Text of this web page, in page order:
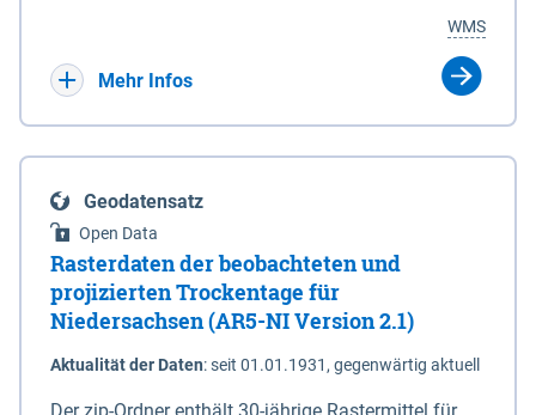
Eigenschaft eines Sperrwerkes durch Widmung, die
die Deichbehörde durch Verordnung ausspricht.
sowie Status der bestehenden Wolfsterritorien im
laufenden Monitoringjahr.
WMS
Mehr Infos
Geodatensatz
Open Data
Rasterdaten der beobachteten und
projizierten Trockentage für
Niedersachsen (AR5-NI Version 2.1)
Aktualität der Daten:seit 01.01.1931, gegenwärtig aktuell